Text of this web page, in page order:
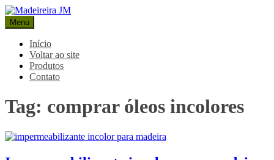
Pular
para
o
conteúdo
Madeireira JM
Blog Madeireira JM
Menu
Início
Voltar ao site
Produtos
Contato
Tag: comprar óleos incolores